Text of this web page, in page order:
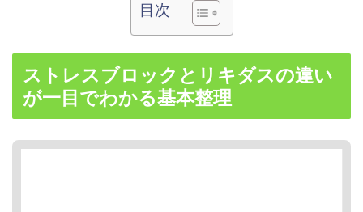
目次
ストレスブロックとリキダスの違い
が一目でわかる基本整理